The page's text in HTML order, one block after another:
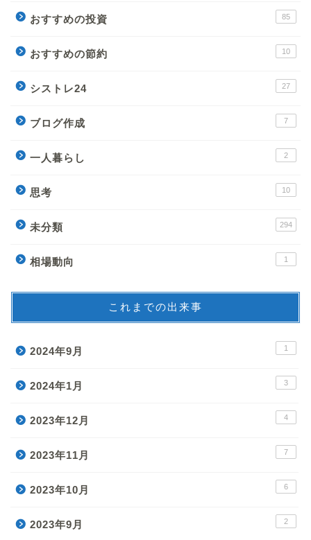
おすすめの投資 85
おすすめの節約 10
シストレ24 27
ブログ作成 7
一人暮らし 2
思考 10
未分類 294
相場動向 1
これまでの出来事
2024年9月 1
2024年1月 3
2023年12月 4
2023年11月 7
2023年10月 6
2023年9月 2